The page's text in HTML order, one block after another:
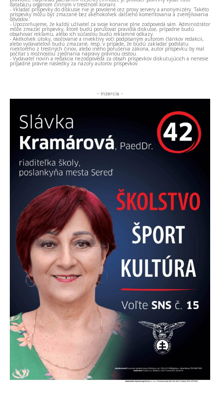
databázu orgánom činným v trestnom konaní.
- Vkladať príspevky do diskusie nie je povolené cez proxy servery a anonymizéry. Takéto
príspevky môžu byť zmazané bez akéhokoľvek ďalšieho komentovania a zverejňovania
dôvodov.
- Upozorňujeme, že každý užívateľ za svoje konanie plne zodpovedá sám. Administrátor
môže zmazať príspevky, ktoré budú porušovať pravidlá diskusie, prípadne budú
obsahovať reklamu, alebo ich súčasťou budú reklamné odkazy.
- Akékoľvek útoky, osočovanie a invektívy voči podpísaným autorom článkov redakcii,
alebo vydavateľovi budú zmazané, resp. v prípade, že budú zakladať podstatu
niektorého z trestných činov, alebo iného porušenia zákona, autor príspevku by mal
počítať s možnosťou zjednania nápravy právnou cestou.
- Vydavateľ novín a redakcia nezodpovedá za obsah príspevkov diskutujúcich a nenesie
prípadné právne následky za názory autorov príspevkov.
- Inzercia -